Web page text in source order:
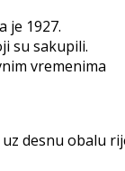
je 1927.
su sakupili.
vremenima
desnu obalu